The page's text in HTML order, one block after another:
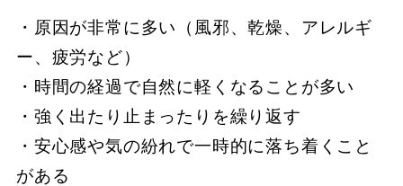
・原因が非常に多い（風邪、乾燥、アレルギ
ー、疲労など）
・時間の経過で自然に軽くなることが多い
・強く出たり止まったりを繰り返す
・安心感や気の紛れで一時的に落ち着くこと
がある